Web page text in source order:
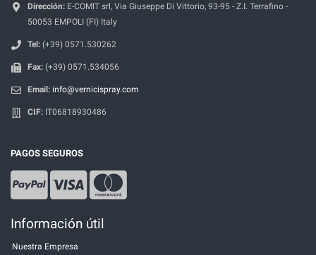
Dirección: E-COMIT srl, Via Giuseppe Di Vittorio, 93-95 - Z.I. Terrafino -
50053 EMPOLI (FI) Italy
Tel: (+39) 0571.530262
Fax: (+39) 0571.534056
Email: info@vernicispray.com
CIF: IT06818930486
PAGOS SEGUROS
Información útil
Nuestra Empresa